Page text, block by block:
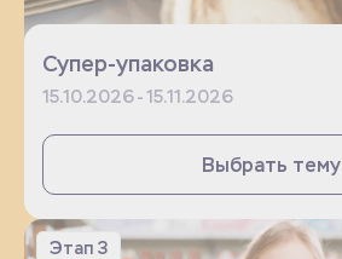
Супер-упаковка
15.10.2026 - 15.11.2026
Выбрать тему
Этап 3